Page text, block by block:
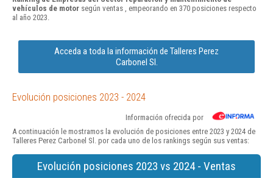
vehículos de motor según ventas , empeorando en 370 posiciones respecto
al año 2023.
Acceda a toda la información de Talleres Perez
Carbonel Sl.
Evolución posiciones 2023 - 2024
Información ofrecida por
A continuación le mostramos la evolución de posiciones entre 2023 y 2024 de
Talleres Perez Carbonel Sl. por cada uno de los rankings según sus ventas:
Evolución posiciones 2023 vs 2024 - Ventas